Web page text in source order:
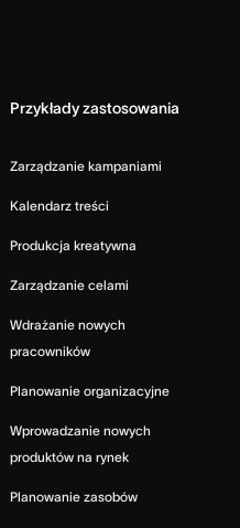
Przykłady zastosowania
Zarządzanie kampaniami
Kalendarz treści
Produkcja kreatywna
Zarządzanie celami
Wdrażanie nowych
pracowników
Planowanie organizacyjne
Wprowadzanie nowych
produktów na rynek
Planowanie zasobów